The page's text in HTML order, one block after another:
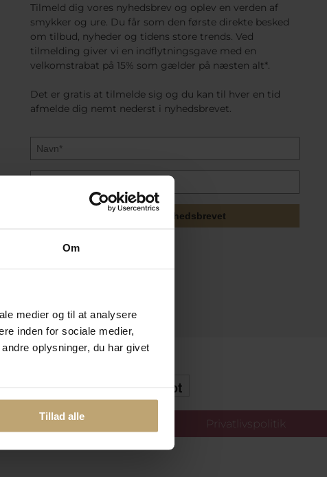
Om
medier og til at analysere
inden for sociale medier,
oplysninger, du har givet
Tillad alle
Tilmeld dig vores nyhedsbrev og oplev en verden af
smykker og ure. Du får som den første direkte besked
om tilbud, nyheder og tidens store trends. Ved
tilmelding giver vi en indflytningsgave med en
velkomstrabat på 15% som gælder på næsten alt*.
Det er gratis at tilmelde sig og du kan til hver en tid
afmelde dig nemt nederst i nyhedsbrevet.
Tilmeld mig nyhedsbrevet
Sikker Og Tryg E-Handel
Privatlivspolitik